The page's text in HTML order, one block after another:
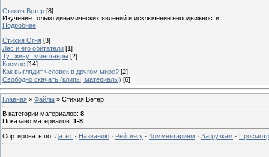
Стихия Ветер [8]
Изучение только динамических явлений и исключение неподвижности
Подробнее
Стихия Огня [3]
Лес и его обитатели [1]
Тут живут минотавры [2]
Космос [14]
Как выглядит человек в другом мире? [2]
Свободно скачать (клипы, материалы) [6]
Главная » Файлы » Стихия Ветер
В категории материалов: 8
Показано материалов: 1-8
Сортировать по: Дате · Названию · Рейтингу · Комментариям · Загрузкам ·